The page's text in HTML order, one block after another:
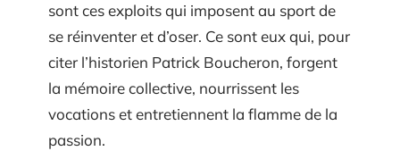
sont ces exploits qui imposent au sport de
se réinventer et d’oser. Ce sont eux qui, pour
citer l’historien Patrick Boucheron, forgent
la mémoire collective, nourrissent les
vocations et entretiennent la flamme de la
passion.